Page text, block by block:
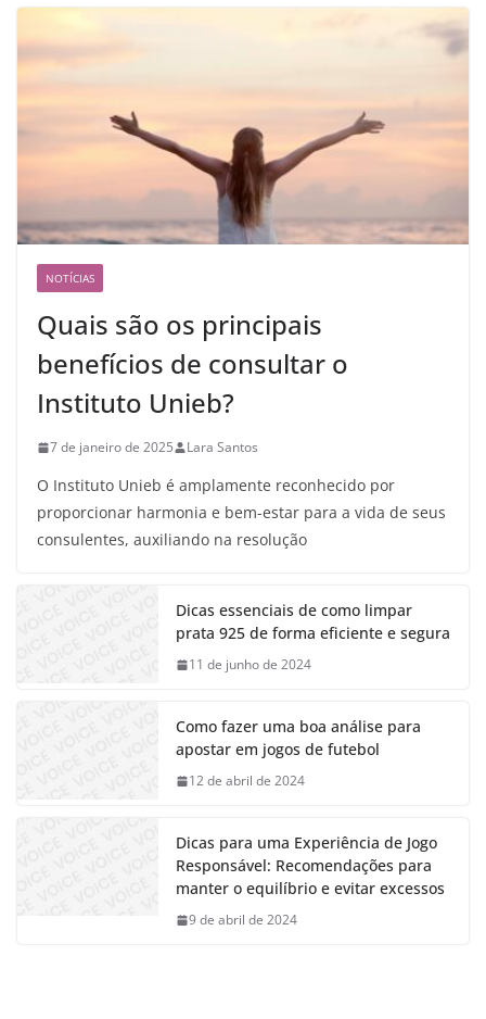
NOTÍCIAS
Quais são os principais
benefícios de consultar o
Instituto Unieb?
7 de janeiro de 2025 Lara Santos
O Instituto Unieb é amplamente reconhecido por
proporcionar harmonia e bem-estar para a vida de seus
consulentes, auxiliando na resolução
Dicas essenciais de como limpar
prata 925 de forma eficiente e segura
11 de junho de 2024
Como fazer uma boa análise para
apostar em jogos de futebol
12 de abril de 2024
Dicas para uma Experiência de Jogo
Responsável: Recomendações para
manter o equilíbrio e evitar excessos
9 de abril de 2024